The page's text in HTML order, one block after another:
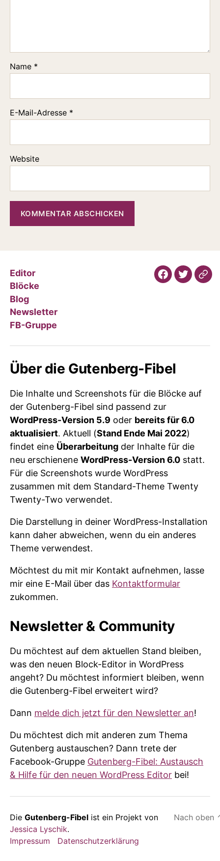
Name *
E-Mail-Adresse *
Website
Editor
Blöcke
Blog
Newsletter
FB-Gruppe
Facebook-
Twitter
Über die Gutenberg-Fibel
Die Inhalte und Screenshots für die Blöcke auf
der Gutenberg-Fibel sind passend zur
WordPress-Version 5.9 oder bereits für 6.0
aktualisiert. Aktuell (Stand Ende Mai 2022)
findet eine Überarbeitung der Inhalte für die
neu erschienene WordPress-Version 6.0 statt.
Für die Screenshots wurde WordPress
zusammen mit dem Standard-Theme Twenty
Twenty-Two verwendet.
Die Darstellung in deiner WordPress-Installation
kann daher abweichen, wenn du ein anderes
Theme verwendest.
Möchtest du mit mir Kontakt aufnehmen, lasse
mir eine E-Mail über das Kontaktformular
zukommen.
Newsletter & Community
Du möchtest auf dem aktuellen Stand bleiben,
was den neuen Block-Editor in WordPress
angeht? Du möchtest informiert bleiben, wenn
die Gutenberg-Fibel erweitert wird?
Dann melde dich jetzt für den Newsletter an!
Du möchtest dich mit anderen zum Thema
Gutenberg austauschen? Dann trete der
Facebook-Gruppe Gutenberg-Fibel: Austausch
& Hilfe für den neuen WordPress Editor bei!
Die Gutenberg-Fibel ist ein Projekt von
Jessica Lyschik.
Impressum
Datenschutzerklärung
Nach oben